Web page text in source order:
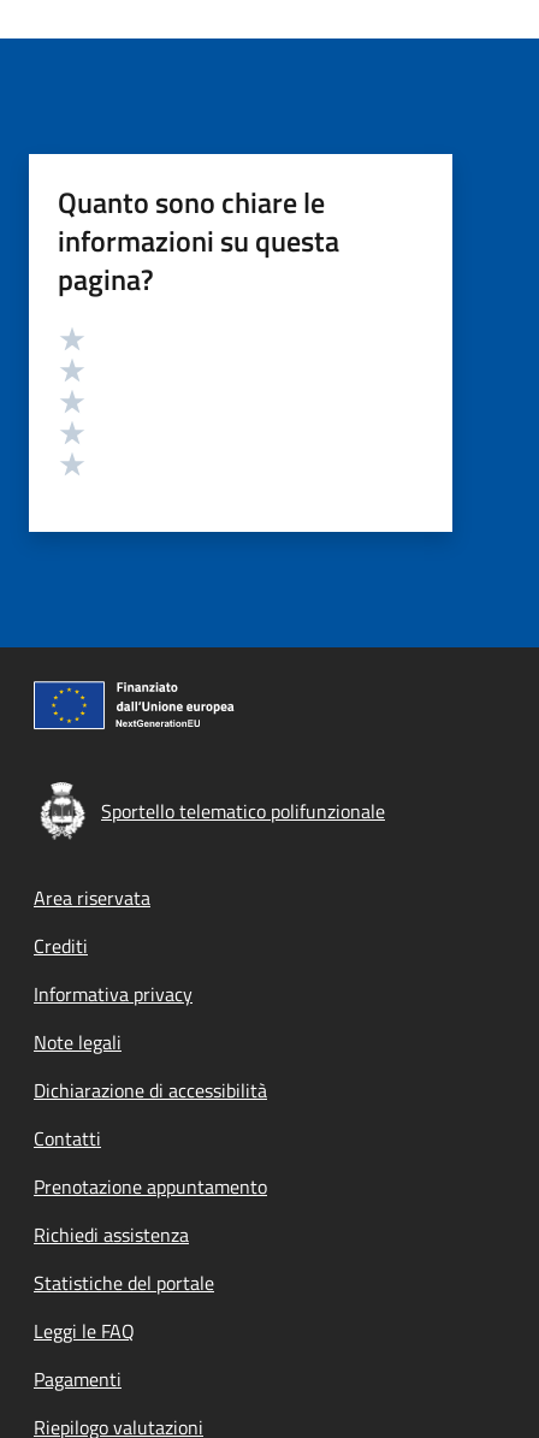
Quanto sono chiare le
informazioni su questa
pagina?
Valutazione
Sportello telematico polifunzionale
Footer menu
Area riservata
Crediti
Informativa privacy
Note legali
Dichiarazione di accessibilità
Contatti
Prenotazione appuntamento
Richiedi assistenza
Statistiche del portale
Leggi le FAQ
Pagamenti
Riepilogo valutazioni